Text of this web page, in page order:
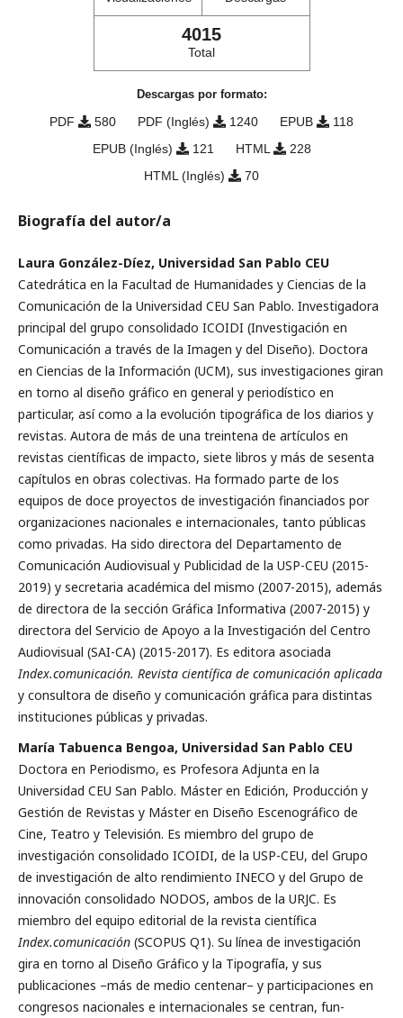
4015
Total
Descargas por formato:
PDF 580 PDF (Inglés) 1240 EPUB
118
EPUB (Inglés)
121 HTML
228
HTML (Inglés)
70
Biografía del autor/a
Laura González-Díez, Universidad San Pablo CEU
Catedrática en la Facultad de Humanidades y Ciencias de la
Comunicación de la Universidad CEU San Pablo. Investigadora
principal del grupo consolidado ICOIDI (Investigación en
Comunicación a través de la Imagen y del Diseño). Doctora
en Ciencias de la Información (UCM), sus investigaciones giran
en torno al diseño grá­fico en general y periodístico en
particular, así como a la evolución tipográfica de los diarios y
revistas. Autora de más de una treintena de artículos en
revistas científicas de impacto, siete libros y más de sesenta
capítulos en obras colec­tivas. Ha formado parte de los
equipos de doce proyectos de investigación financiados por
organizaciones nacionales e internacionales, tanto públicas
como privadas. Ha sido directora del Departamento de
Comunicación Audiovisual y Publicidad de la USP-CEU (2015-
2019) y secretaria académica del mismo (2007-2015), además
de directora de la sec­ción Gráfica Informativa (2007-2015) y
directora del Servicio de Apoyo a la Investigación del Centro
Audiovisual (SAI-CA) (2015-2017). Es editora asociada
Index.comunicación. Revista científica de comunicación aplicada
y consultora de diseño y comunicación gráfica para distintas
instituciones públicas y privadas.
María Tabuenca Bengoa, Universidad San Pablo CEU
Doctora en Periodismo, es Profesora Adjunta en la
Universidad CEU San Pablo. Máster en Edición, Producción y
Gestión de Revistas y Máster en Diseño Escenográfico de
Cine, Teatro y Televisión. Es miembro del grupo de
investigación consolidado ICOIDI, de la USP-CEU, del Grupo
de investigación de alto rendimiento INECO y del Grupo de
innovación consolidado NODOS, ambos de la URJC. Es
miembro del equipo editorial de la revista cien­tífica
Index.comunicación (SCOPUS Q1). Su línea de investigación
gira en torno al Diseño Gráfico y la Tipografía, y sus
publicaciones –más de medio centenar– y participaciones en
congresos nacionales e internacionales se centran, fun­